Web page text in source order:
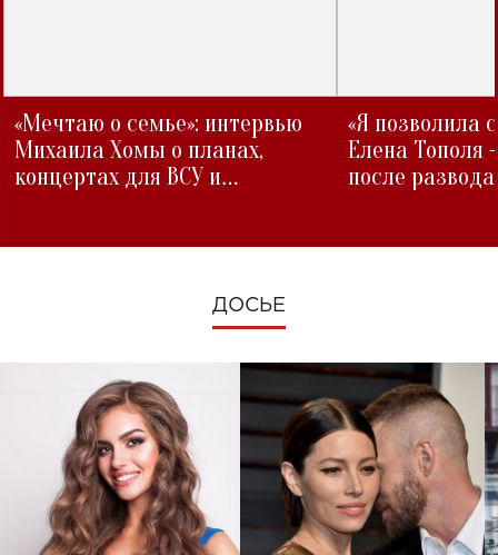
«Мечтаю о семье»: интервью
Михаила Хомы о планах,
концертах для ВСУ и
«Я позволила
Елена Тополя
после развода
ДОСЬЕ